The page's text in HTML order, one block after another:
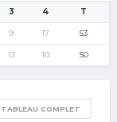
3 4 T
9 17 53
13 10 50
COMPLET